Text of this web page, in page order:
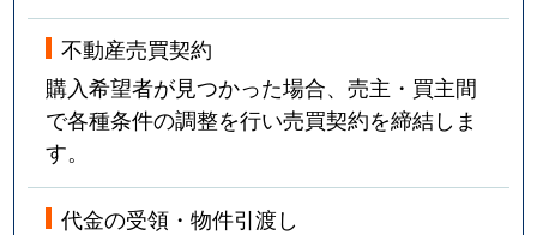
不動産売買契約
購入希望者が見つかった場合、売主・買主間
で各種条件の調整を行い売買契約を締結しま
す。
代金の受領・物件引渡し